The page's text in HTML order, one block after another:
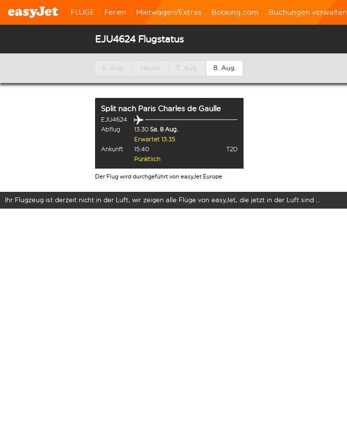
FLÜGE Ferien Mietwagen/Extras Booking.com Buchungen verwalten
EJU4624 Flugstatus
5. Aug. Heute 7. Aug. 8. Aug.
Split nach Paris Charles de Gaulle
EJU4624
Abflug
13:30 Sa. 8 Aug.
Erwartet 13:35
Ankunft
15:40
T2D
Pünktlich
Der Flug wird durchgeführt von easyJet Europe
Ihr Flugzeug ist derzeit nicht in der Luft, wir zeigen alle Flüge von easyJet, die jetzt in der Luft sind …